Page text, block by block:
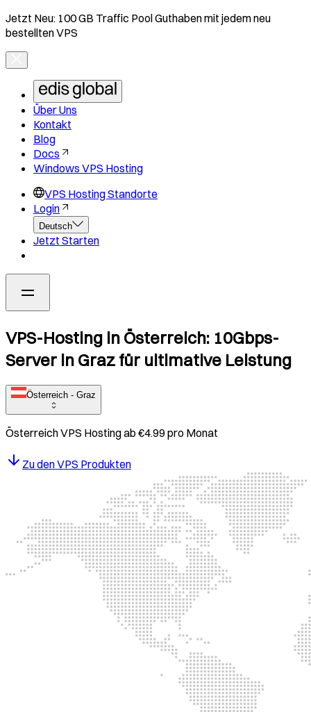
Jetzt Neu: 100 GB Traffic Pool Guthaben mit jedem neu
bestellten VPS
Über Uns
Kontakt
Blog
Docs
Windows VPS Hosting
VPS Hosting Standorte
Login
Deutsch
Jetzt Starten
VPS-Hosting in Österreich: 10Gbps-
Server in Graz für ultimative Leistung
Österreich - Graz
ÖsterreichVPS Hosting ab €4.99pro Monat
Zu den VPS Produkten